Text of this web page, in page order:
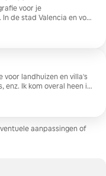
voor je
de stad Valencia en voor
Levering van
grootte, voor elk
landhuizen en villa's
enz. Ik kom overal heen in
van alle foto's
aanpassingen of